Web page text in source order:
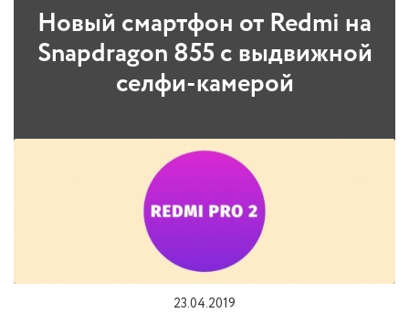
Новый смартфон от Redmi на
Snapdragon 855 с выдвижной
селфи-камерой
23.04.2019